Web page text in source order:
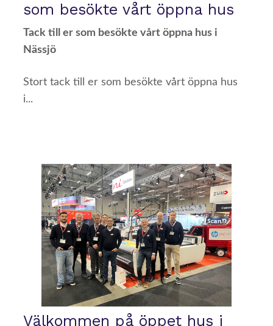
som besökte vårt öppna hus
Tack till er som besökte vårt öppna hus i
Nässjö
Stort tack till er som besökte vårt öppna hus
i...
Välkommen på öppet hus i